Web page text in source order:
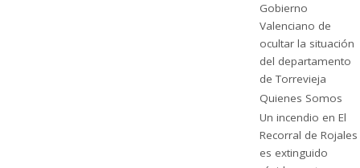
Gobierno
Valenciano de
ocultar la situación
del departamento
de Torrevieja
Quienes Somos
Un incendio en El
Recorral de Rojales
es extinguido